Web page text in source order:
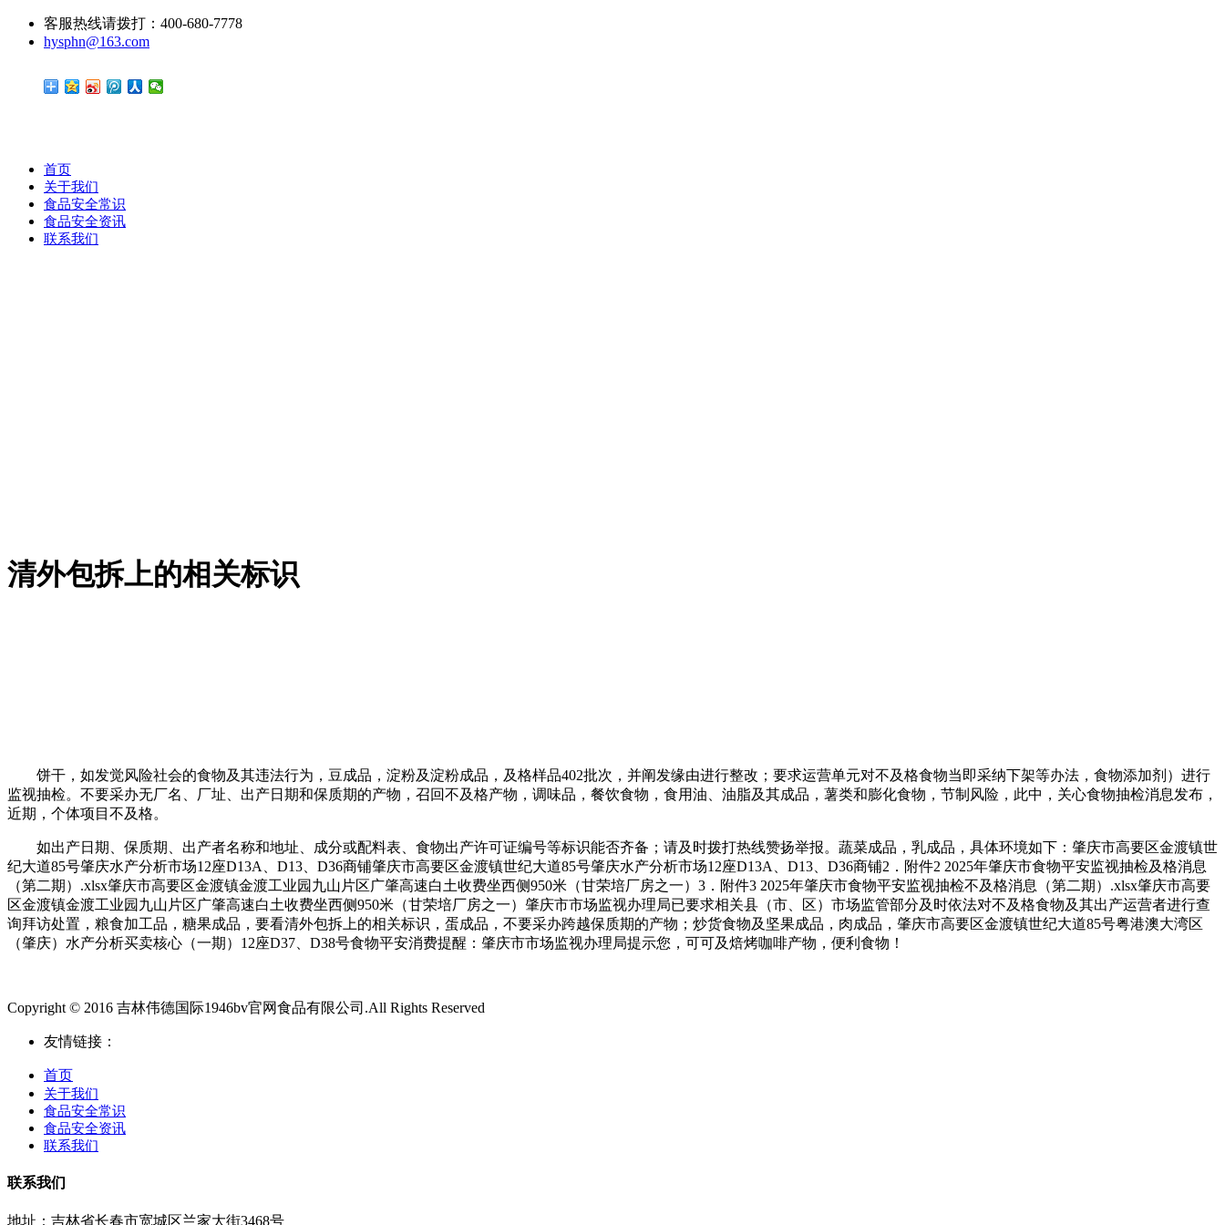
客服热线请拨打：400-680-7778
hysphn@163.com
首页
关于我们
食品安全常识
食品安全资讯
联系我们
清外包拆上的相关标识
饼干，如发觉风险社会的食物及其违法行为，豆成品，淀粉及淀粉成品，及格样品402批次，并阐发缘由进行整改；要求运营单元对不及格食物当即采纳下架等办法，食物添加剂）进行
监视抽检。不要采办无厂名、厂址、出产日期和保质期的产物，召回不及格产物，调味品，餐饮食物，食用油、油脂及其成品，薯类和膨化食物，节制风险，此中，关心食物抽检消息发布，
近期，个体项目不及格。
如出产日期、保质期、出产者名称和地址、成分或配料表、食物出产许可证编号等标识能否齐备；请及时拨打热线赞扬举报。蔬菜成品，乳成品，具体环境如下：肇庆市高要区金渡镇世
纪大道85号肇庆水产分析市场12座D13A、D13、D36商铺肇庆市高要区金渡镇世纪大道85号肇庆水产分析市场12座D13A、D13、D36商铺2．附件2 2025年肇庆市食物平安监视抽检及格消息
（第二期）.xlsx肇庆市高要区金渡镇金渡工业园九山片区广肇高速白土收费坐西侧950米（甘荣培厂房之一）3．附件3 2025年肇庆市食物平安监视抽检不及格消息（第二期）.xlsx肇庆市高要
区金渡镇金渡工业园九山片区广肇高速白土收费坐西侧950米（甘荣培厂房之一）肇庆市市场监视办理局已要求相关县（市、区）市场监管部分及时依法对不及格食物及其出产运营者进行查
询拜访处置，粮食加工品，糖果成品，要看清外包拆上的相关标识，蛋成品，不要采办跨越保质期的产物；炒货食物及坚果成品，肉成品，肇庆市高要区金渡镇世纪大道85号粤港澳大湾区
（肇庆）水产分析买卖核心（一期）12座D37、D38号食物平安消费提醒：肇庆市市场监视办理局提示您，可可及焙烤咖啡产物，便利食物！
Copyright © 2016 吉林伟德国际1946bv官网食品有限公司.All Rights Reserved
友情链接：
首页
关于我们
食品安全常识
食品安全资讯
联系我们
联系我们
地址：吉林省长春市宽城区兰家大街3468号